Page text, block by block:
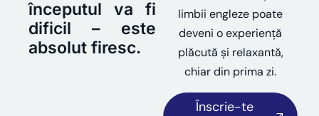
începutul va fi
dificil – este
absolut firesc.
limbii engleze poate
deveni o experiență
plăcută și relaxantă,
chiar din prima zi.
Înscrie-te